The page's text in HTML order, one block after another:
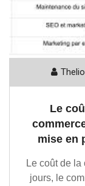
Le
mise en
Le coût de la
jours, le